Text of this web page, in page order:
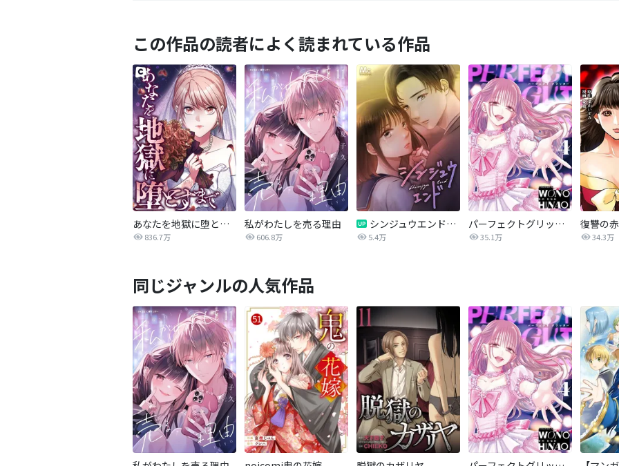
この作品の読者によく読まれている作品
あなたを地獄に堕とすまで
836.7万
私がわたしを売る理由
606.8万
シンジュウエンド【タテヨミ】
5.4万
パーフェクトグリッター
35.1万 34.3万
同じジャンルの人気作品